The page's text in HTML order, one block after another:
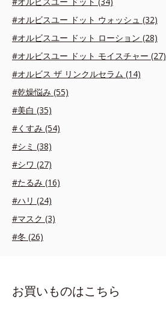
#オルビスユー ドット ウォッシュ (32)
#オルビスユー ドット ローション (28)
#オルビスユー ドット モイスチャー (27)
#オルビス ザ リンクルセラム (14)
#乾燥悩み (55)
#美白 (35)
#くすみ (54)
#シミ (38)
#シワ (27)
#たるみ (16)
#ハリ (24)
#マスク (3)
#冬 (26)
お買いものはこちら